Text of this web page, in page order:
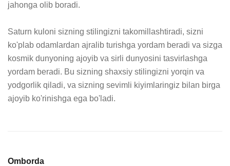
jahonga olib boradi.
Saturn kuloni sizning stilingizni takomillashtiradi, sizni
ko'plab odamlardan ajralib turishga yordam beradi va sizga
kosmik dunyoning ajoyib va sirli dunyosini tasvirlashga
yordam beradi. Bu sizning shaxsiy stilingizni yorqin va
yodgorlik qiladi, va sizning sevimli kiyimlaringiz bilan birga
ajoyib ko'rinishga ega bo'ladi.
Omborda